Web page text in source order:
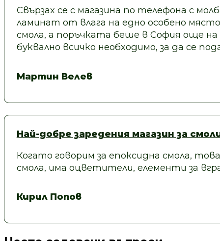
Свързах се с магазина по телефона с
ламинат от влага на едно особено
смола, а поръчката беше в София още
буквално всичко необходимо, за да се
Мартин Велев
Най-добре заредения магазин за
Когато говорим за епоксидна смола,
смола, има оцветители, елементи за
Кирил Попов